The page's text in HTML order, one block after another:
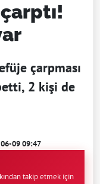
çarpması
2 kişi de
09 09:47
takip etmek için